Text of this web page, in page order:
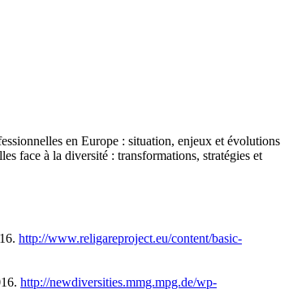
en Europe : situation, enjeux et évolutions
face à la diversité : transformations, stratégies et
http://www.religareproject.eu/content/basic-
http://newdiversities.mmg.mpg.de/wp-